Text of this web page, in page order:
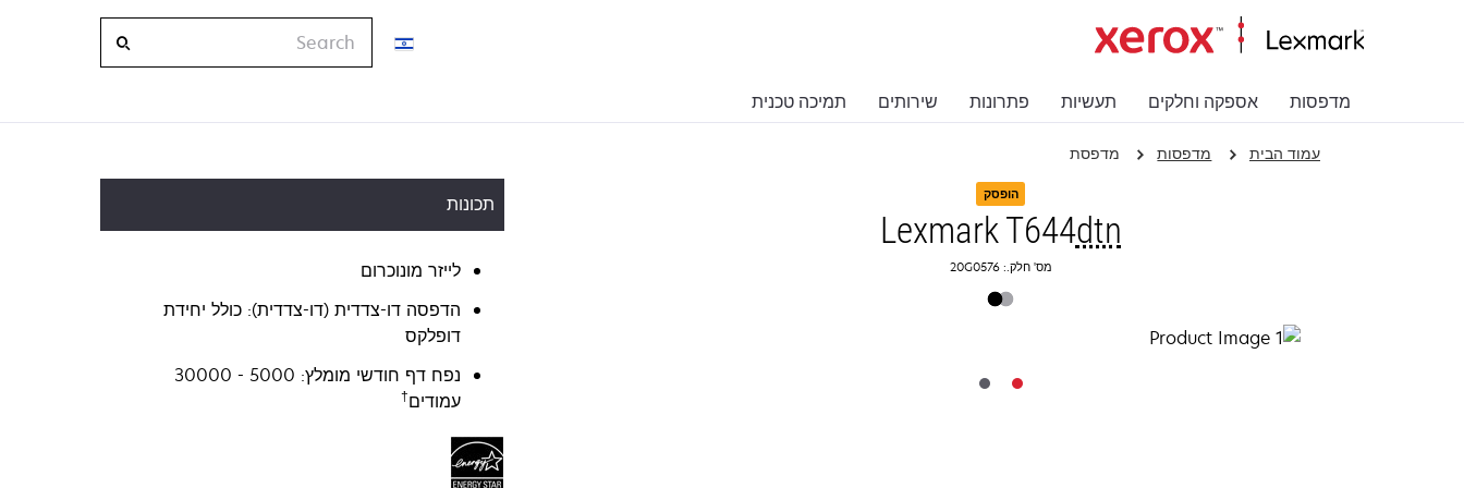
מדפסות אספקה וחלקים תעשיות פתרונות שירותים תמיכה טכנית
Search
עמוד הבית מדפסות מדפסת
הופסק
Lexmark T644dtn
מס' חלק.: 20G0576
תכונות
לייזר מונוכרום
הדפסה דו-צדדית (דו-צדדית): כולל יחידת
דופלקס
נפח דף חודשי מומלץ: 5000 - 30000
עמודים†